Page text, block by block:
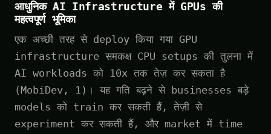
आधुनिक AI Infrastructure में GPUs की
महत्वपूर्ण भूमिका
एक अच्छी तरह से deploy किया गया GPU
infrastructure समकक्ष CPU setups की तुलना में
AI workloads को 10x तक तेज़ कर सकता है
(MobiDev, 1)। यह गति बढ़ने से businesses बड़े
models को train कर सकती हैं, तेज़ी से
experiment कर सकती हैं, और market में time